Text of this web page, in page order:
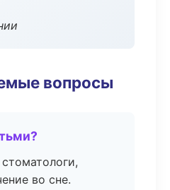
вопросы
во сне.